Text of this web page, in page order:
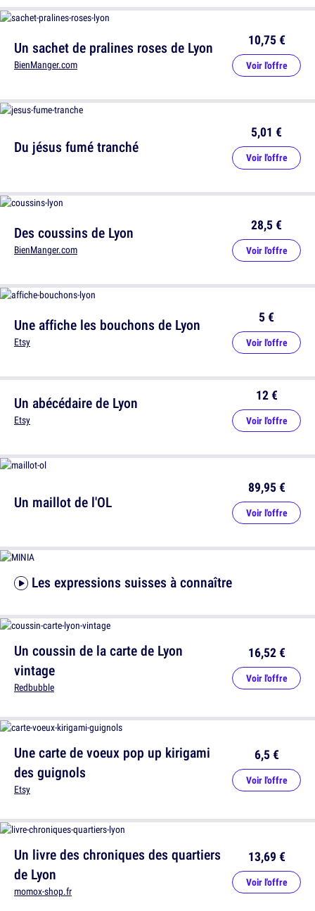
Un sachet de pralines roses de Lyon
BienManger.com
10,75 €
Voir l'offre
Des coussins de Lyon
BienManger.com
28,5 €
Voir l'offre
Un abécédaire de Lyon
Etsy
12 €
Voir l'offre
Les expressions suisses à connaître
Une carte de voeux pop up kirigami
des guignols
Etsy
6,5 €
Voir l'offre
Du jésus fumé tranché
5,01 €
Voir l'offre
Une affiche les bouchons de Lyon
Etsy
5 €
Voir l'offre
Un maillot de l'OL
89,95 €
Voir l'offre
Un coussin de la carte de Lyon
vintage
Redbubble
16,52 €
Voir l'offre
Un livre des chroniques des quartiers
de Lyon
momox-shop.fr
13,69 €
Voir l'offre